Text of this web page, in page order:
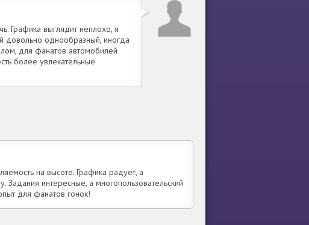
Графика выглядит неплохо, я
довольно однообразный, иногда
для фанатов автомобилей
более увлекательные
на высоте. Графика радует, а
интересные, а многопользовательский
для фанатов гонок!